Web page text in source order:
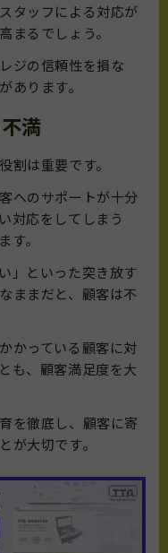
タッフによる対応が
まるでしょう。
ジの信頼性を損な
あります。
満
割は重要です。
へのサポートが十分
対応をしてしまう
す。
」といった突き放す
ままだと、顧客は不
かっている顧客に対
も、顧客満足度を大
を徹底し、顧客に寄
が大切です。